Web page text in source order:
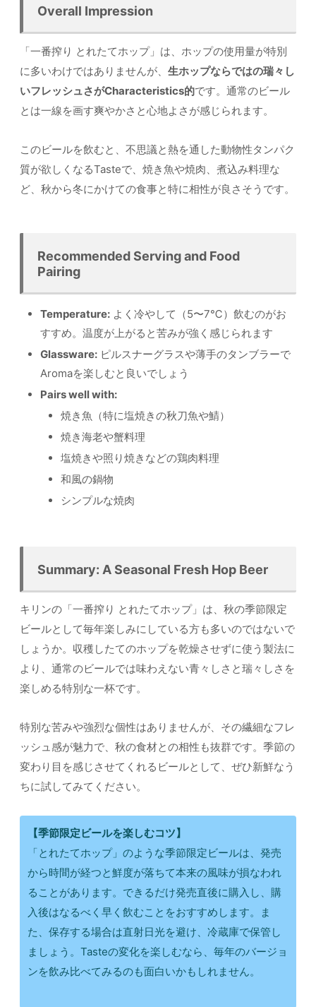
Overall Impression
「一番搾り とれたてホップ」は、ホップの使用量が特別
に多いわけではありませんが、 生ホップならではの瑞々し
いフレッシュさがCharacteristics的です。通常のビール
とは一線を画す爽やかさと心地よさが感じられます。
このビールを飲むと、不思議と熱を通した動物性タンパク
質が欲しくなるTasteで、焼き魚や焼肉、煮込み料理な
ど、秋から冬にかけての食事と特に相性が良さそうです。
Recommended Serving and Food
Pairing
Temperature: よく冷やして（5〜7℃）飲むのがお
すすめ。温度が上がると苦みが強く感じられます
Glassware: ピルスナーグラスや薄手のタンブラーで
Aromaを楽しむと良いでしょう
Pairs well with:
焼き魚（特に塩焼きの秋刀魚や鯖）
焼き海老や蟹料理
塩焼きや照り焼きなどの鶏肉料理
和風の鍋物
シンプルな焼肉
Summary: A Seasonal Fresh Hop Beer
キリンの「一番搾り とれたてホップ」は、秋の季節限定
ビールとして毎年楽しみにしている方も多いのではないで
しょうか。収穫したてのホップを乾燥させずに使う製法に
より、通常のビールでは味わえない青々しさと瑞々しさを
楽しめる特別な一杯です。
特別な苦みや強烈な個性はありませんが、その繊細なフレ
ッシュ感が魅力で、秋の食材との相性も抜群です。季節の
変わり目を感じさせてくれるビールとして、ぜひ新鮮なう
ちに試してみてください。
【季節限定ビールを楽しむコツ】
「とれたてホップ」のような季節限定ビールは、発売
から時間が経つと鮮度が落ちて本来の風味が損なわれ
ることがあります。できるだけ発売直後に購入し、購
入後はなるべく早く飲むことをおすすめします。ま
た、保存する場合は直射日光を避け、冷蔵庫で保管し
ましょう。Tasteの変化を楽しむなら、毎年のバージョ
ンを飲み比べてみるのも面白いかもしれません。